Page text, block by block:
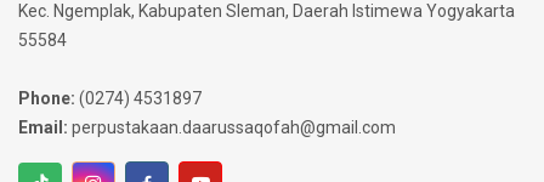
Kec. Ngemplak, Kabupaten Sleman, Daerah Istimewa Yogyakarta
55584
Phone: (0274) 4531897
Email: perpustakaan.daarussaqofah@gmail.com